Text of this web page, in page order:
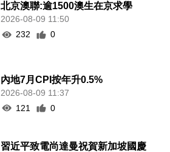
北京澳聯:逾1500澳生在京求學
2026-08-09 11:50
232
0
內地7月CPI按年升0.5%
2026-08-09 11:37
121
0
習近平致電尚達曼祝賀新加坡國慶